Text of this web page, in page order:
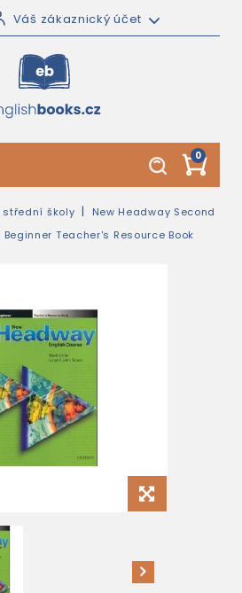
Váš zákaznický účet
0
střední školy
New Headway Second
Teacher's Resource Book